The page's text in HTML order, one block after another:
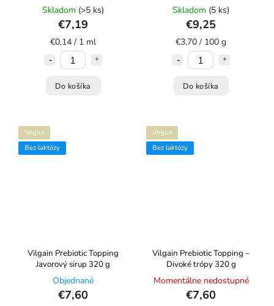
Skladom (>5 ks)
€7,19
€0,14 / 1 ml
Do košíka
Skladom (5 ks)
€9,25
€3,70 / 100 g
Do košíka
Vegan
Bez laktózy
Vilgain Prebiotic Topping
Javorový sirup 320 g
Objednané
€7,60
Vegan
Bez laktózy
Vilgain Prebiotic Topping –
Divoké trópy 320 g
Momentálne nedostupné
€7,60